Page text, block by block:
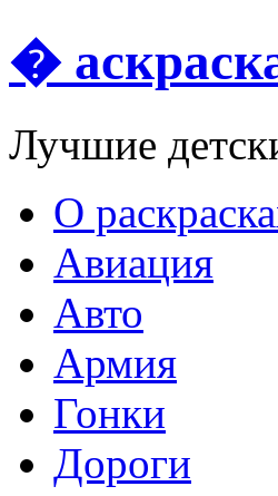
�
Лучшие
О
Авиация
Авто
Армия
Гонки
Дороги